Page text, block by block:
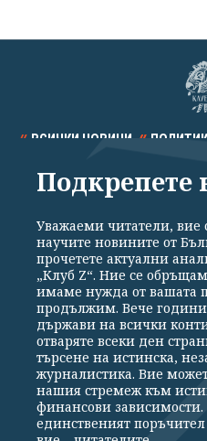
ВСИЧКИ НОВИНИ
СПОРТ КУЛТУРА
Общи условия
Реклама
Партньори
Екип
Издател на www.clubz.bg е „Клуб
Подкрепете
Уважаеми читатели, вие
научите новините от
прочетете актуални
„Клуб Z“. Ние се
имаме нужда от вашата
продължим. Вече години
държави на всички
отваряте всеки ден
търсене на истинска,
журналистика. Вие
нашия стремеж към
финансови
единственият